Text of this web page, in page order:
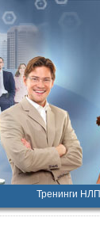
Тренинги НЛП